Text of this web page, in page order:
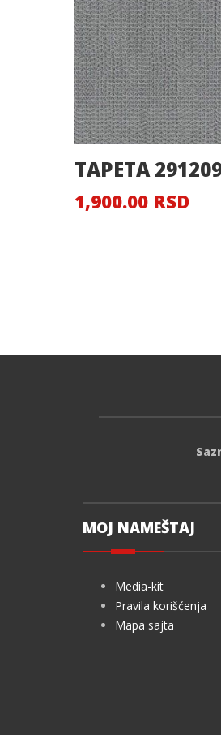
TAPETA
1,900.00 RSD
MOJ NAMEŠTAJ
Media-kit
Pravila korišćenja
Mapa sajta